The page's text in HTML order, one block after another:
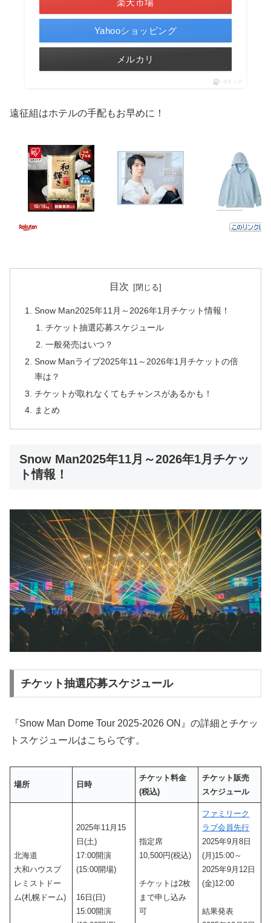
Yahooショッピング
メルカリ
ポチップ
遠征組はホテルの手配もお早めに！
目次
Snow Man2025年11月～2026年1月チケット情報！
チケット抽選応募スケジュール
一般発売はいつ？
Snow Manライブ2025年11～2026年1月チケットの倍
率は？
チケットが取れなくてもチャンスがあるかも！
まとめ
Snow Man2025年11月～2026年1月チケッ
ト情報！
チケット抽選応募スケジュール
『Snow Man Dome Tour 2025-2026 ON』の詳細とチケッ
トスケジュールはこちらです。
場所 日時
チケット料金
(税込)
チケット販売
スケジュール
北海道
大和ハウスプ
レミストドー
ム(札幌ドーム)
2025年11月15
日(土)
17:00開演
(15:00開場)
16日(日)
15:00開演
指定席
10,500円(税込)
チケットは2枚
まで申し込み
可
ファミリーク
ラブ会員先行
2025年9月8日
(月)15:00～
2025年9月12日
(金)12:00
結果発表